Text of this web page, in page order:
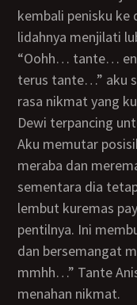
kembali penisku ke
lidahnya menjilati
“Oohh… tante… enak banget tante… mmhh… isep
terus tante…” aku
rasa nikmat yang
Dewi terpancing
Aku memutar posisiku sedikit supaya tanganku bisa
meraba dan
sementara dia
lembut kuremas
pentilnya. Ini
dan bersemangat
mmhh…” Tante
menahan nikmat.